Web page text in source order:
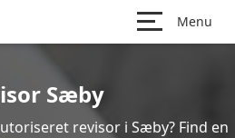
Menu
Sæby
revisor i Sæby? Find en